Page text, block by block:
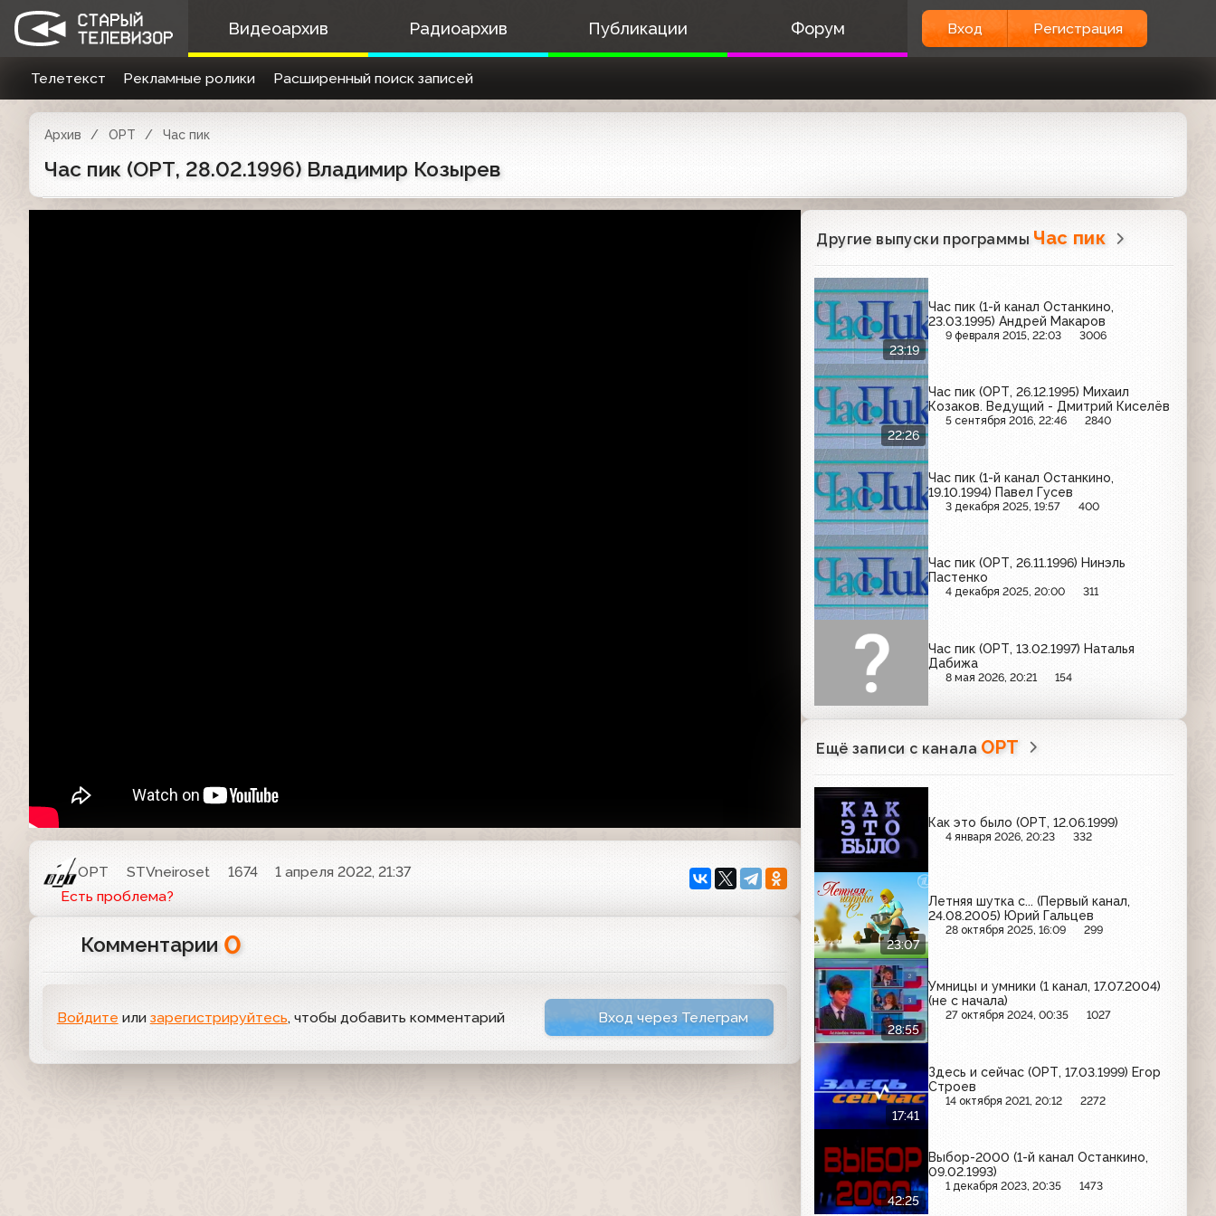
Видеоархив Радиоархив Публикации Форум Вход Регистрация
Телетекст Рекламные ролики Расширенный поиск записей
Архив ОРТ Час пик
Час пик (ОРТ, 28.02.1996) Владимир Козырев
ОРТ STVneiroset 1674
1 апреля 2022, 21:37
Есть проблема?
Комментарии 0
Войдите или зарегистрируйтесь, чтобы добавить комментарий Вход через Телеграм
Другие выпуски программы Час пик
23:19
Час пик (1-й канал Останкино,
23.03.1995) Андрей Макаров
9 февраля 2015, 22:03 3006
22:26
Час пик (ОРТ, 26.12.1995) Михаил
Козаков. Ведущий - Дмитрий Киселёв
5 сентября 2016, 22:46 2840
Час пик (1-й канал Останкино,
19.10.1994) Павел Гусев
3 декабря 2025, 19:57 400
Час пик (ОРТ, 26.11.1996) Нинэль
Пастенко
4 декабря 2025, 20:00 311
Час пик (ОРТ, 13.02.1997) Наталья
Дабижа
8 мая 2026, 20:21 154
Ещё записи с канала ОРТ
Как это было (ОРТ, 12.06.1999)
4 января 2026, 20:23 332
23:07
Летняя шутка с... (Первый канал,
24.08.2005) Юрий Гальцев
28 октября 2025, 16:09 299
28:55
Умницы и умники (1 канал, 17.07.2004)
(не с начала)
27 октября 2024, 00:35 1027
17:41
Здесь и сейчас (ОРТ, 17.03.1999) Егор
Строев
14 октября 2021, 20:12 2272
42:25
Выбор-2000 (1-й канал Останкино,
09.02.1993)
1 декабря 2023, 20:35 1473